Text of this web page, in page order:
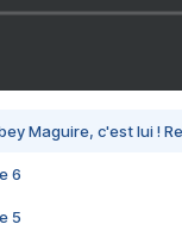
Maguire, c'est lui !
6
5